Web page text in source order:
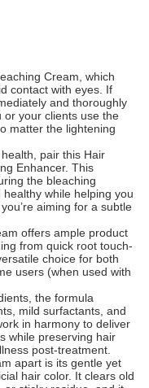
Cream, which
contact with eyes. If
and thoroughly
or your clients use the
matter the lightening
pair this Hair
Enhancer. This
the bleaching
while helping you
aiming for a subtle
offers ample product
from quick root touch-
choice for both
users (when used with
the formula
mild surfactants, and
in harmony to deliver
while preserving hair
post-treatment.
apart is its gentle yet
hair color. It clears old